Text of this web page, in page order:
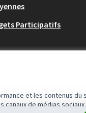
et les contenus
de médias sociaux.
Participatifs